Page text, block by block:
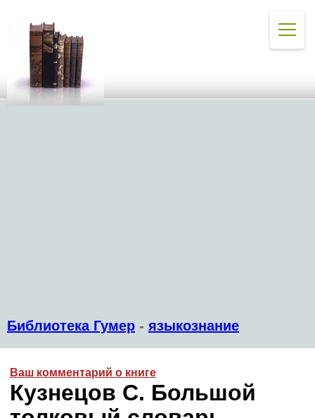
Библиотека Гумер - языкознание
Ваш комментарий о книге
Кузнецов С. Большой